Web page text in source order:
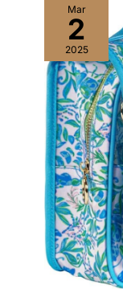
Mar
2
2025